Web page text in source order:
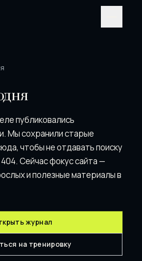
публиковались
Мы сохранили старые
чтобы не отдавать поискy
Сейчас фокус сайта —
и полезные материалы в
журнал
на тренировку